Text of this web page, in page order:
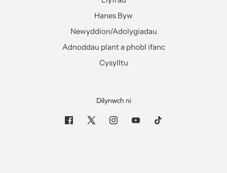
Hanes Byw
Newyddion/Adolygiadau
Adnoddau plant a phobl ifanc
Cysylltu
Dilynwch ni